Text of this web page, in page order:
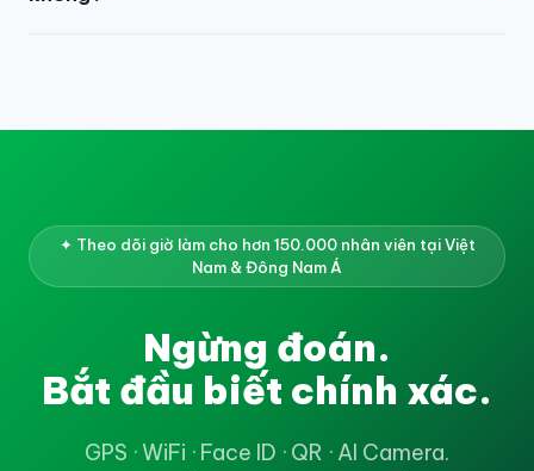
✦ Theo dõi giờ làm cho hơn 150.000 nhân viên tại Việt
Nam & Đông Nam Á
Ngừng đoán.
Bắt đầu biết chính xác.
GPS · WiFi · Face ID · QR · AI Camera.